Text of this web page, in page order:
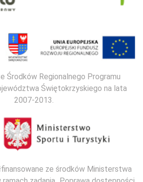
Środków Regionalnego Programu
Świętokrzyskiego na lata
2007-2013.
ze środków Ministerstwa